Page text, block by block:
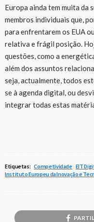
Europa ainda tem muita da
membros individuais que,
para enfrentarem os EUA
relativa e frágil posição.
questões, como a
além dos assuntos
seja,actualmente, todos
seà agenda digital, ou
integrar todas estas
Etiquetas: Competividade EIT
Instituto Europeu da Inovação e